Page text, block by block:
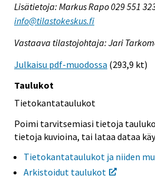
Lisätietoja: Markus Rapo 029 551
info@tilastokeskus.fi
Vastaava tilastojohtaja: Jari
Julkaisu pdf-muodossa (293,9 kt)
Taulukot
Tietokantataulukot
Poimi tarvitsemiasi tietoja
tietoja kuvioina, tai lataa dataa
Tietokantataulukot ja niiden
Arkistoidut taulukot